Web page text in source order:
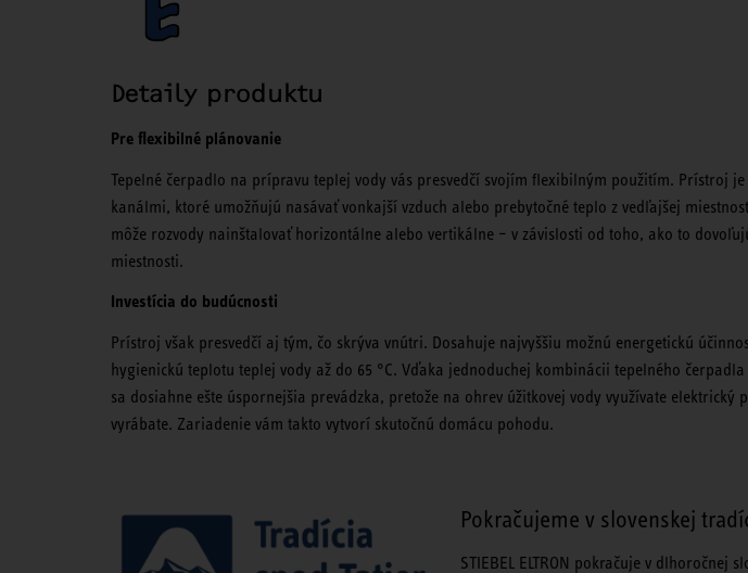
Detaily produktu
Pre flexibilné plánovanie
Tepelné čerpadlo na prípravu teplej vody vás presvedčí svojím flexibilným použitím. Prístroj je
kanálmi, ktoré umožňujú nasávať vonkajší vzduch alebo prebytočné teplo z vedľajšej
môže rozvody nainštalovať horizontálne alebo vertikálne – v závislosti od toho, ako to
miestnosti.
Investícia do budúcnosti
Prístroj však presvedčí aj tým, čo skrýva vnútri. Dosahuje najvyššiu možnú energetickú
hygienickú teplotu teplej vody až do 65 °C. Vďaka jednoduchej kombinácii tepelného
sa dosiahne ešte úspornejšia prevádzka, pretože na ohrev úžitkovej vody využívate elektrický
vyrábate. Zariadenie vám takto vytvorí skutočnú domácu pohodu.
Pokračujeme v slovenskej
STIEBEL ELTRON pokračuje v dlhoročnej